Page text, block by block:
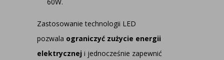
Zastosowanie technologii LED
pozwala ograniczyć zużycie energii
elektrycznej i jednocześnie zapewnić